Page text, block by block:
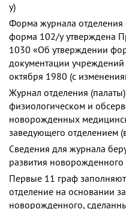
у)
Форма журнала
форма 102/у утверждена
1030 «Об утверждении
документации
октября 1980 (с
Журнал отделения
физиологическом и
новорожденных
заведующего отделением
Сведения для журнала
развития
Первые 11 граф
отделение на основании
новорожденного,